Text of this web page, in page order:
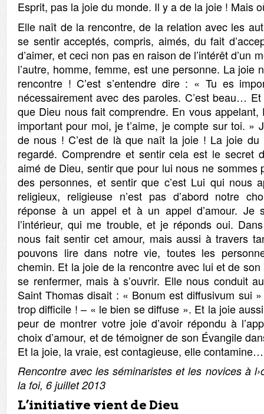
Esprit, pas la joie du monde. Il y a de la joie !
Elle naît de la rencontre, de la relation avec les
se sentir acceptés, compris, aimés, du fait
d’aimer, et ceci non pas en raison de l’intérêt d’un
l’autre, homme, femme, est une personne. La joie
rencontre ! C’est s’entendre dire : « Tu es
nécessairement avec des paroles. C’est beau… Et
que Dieu nous fait comprendre. En vous
important pour moi, je t’aime, je compte sur toi. »
de nous ! C’est de là que naît la joie ! La joie du
regardé. Comprendre et sentir cela est le secret
aimé de Dieu, sentir que pour lui nous ne sommes
des personnes, et sentir que c’est Lui qui nous
religieux, religieuse n’est pas d’abord notre
réponse à un appel et à un appel d’amour. Je
l’intérieur, qui me trouble, et je réponds oui.
nous fait sentir cet amour, mais aussi à travers
pouvons lire dans notre vie, toutes les
chemin. Et la joie de la rencontre avec lui et de
se renfermer, mais à s’ouvrir. Elle nous conduit
Saint Thomas disait : « Bonum est diffusivum sui
trop difficile ! – « le bien se diffuse ». Et la joie
peur de montrer votre joie d’avoir répondu à
choix d’amour, et de témoigner de son Évangile
Et la joie, la vraie, est contagieuse, elle
Rencontre avec les séminaristes et les novices à l›
la foi, 6 juillet 2013
L’initiative vient de Dieu